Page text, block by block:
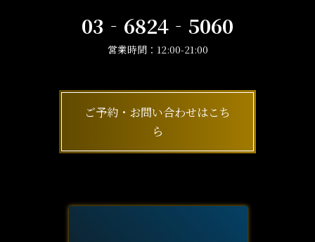
03‐6824‐5060
営業時間：12:00-21:00
ご予約・お問い合わせはこち
ら